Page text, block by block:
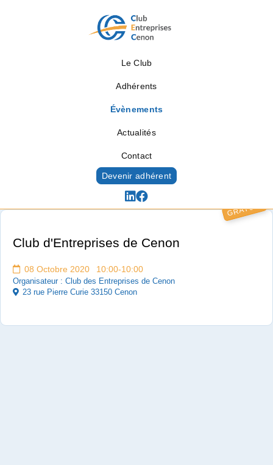
Le Club
Adhérents
Évènements
Actualités
Contact
Devenir adhérent
GRATUIT
Club d'Entreprises de Cenon
08 Octobre 2020 10:00-10:00
Organisateur : Club des Entreprises de Cenon
23 rue Pierre Curie 33150 Cenon